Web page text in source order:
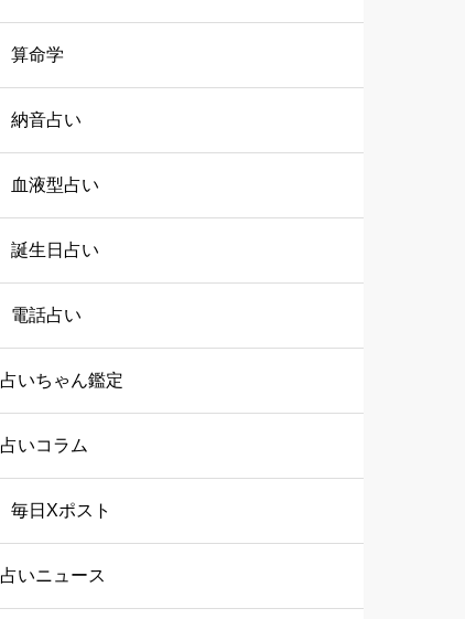
算命学
納音占い
血液型占い
誕生日占い
電話占い
占いちゃん鑑定
占いコラム
毎日Xポスト
占いニュース